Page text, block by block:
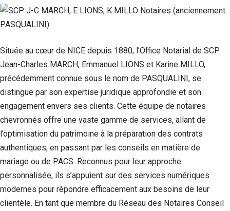
Située au cœur de NICE depuis 1880, l’Office Notarial de SCP
Jean-Charles MARCH, Emmanuel LIONS et Karine MILLO,
précédemment connue sous le nom de PASQUALINI, se
distingue par son expertise juridique approfondie et son
engagement envers ses clients. Cette équipe de notaires
chevronnés offre une vaste gamme de services, allant de
l’optimisation du patrimoine à la préparation des contrats
authentiques, en passant par les conseils en matière de
mariage ou de PACS. Reconnus pour leur approche
personnalisée, ils s’appuient sur des services numériques
modernes pour répondre efficacement aux besoins de leur
clientèle. En tant que membre du Réseau des Notaires Conseil